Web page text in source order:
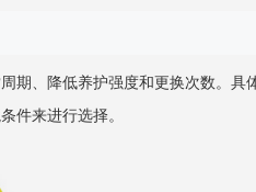
期、降低养护强度和更换次数。具
件来进行选择。